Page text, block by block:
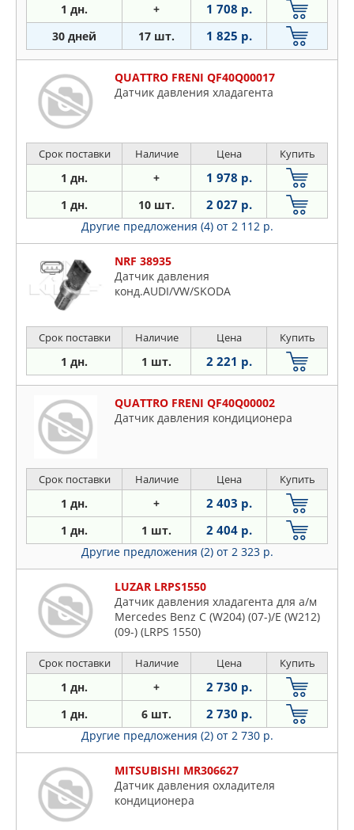
1 дн. + 1 708 р.
30 дней 17 шт. 1 825 р.
QUATTRO FRENI QF40Q00017
Датчик давления хладагента
Срок поставки Наличие Цена Купить
1 дн. + 1 978 р.
1 дн. 10 шт. 2 027 р.
Другие предложения (4) от 2 112 р.
NRF 38935
Датчик давления
конд.AUDI/VW/SKODA
Срок поставки Наличие Цена Купить
1 дн. 1 шт. 2 221 р.
QUATTRO FRENI QF40Q00002
Датчик давления кондиционера
Срок поставки Наличие Цена Купить
1 дн. + 2 403 р.
1 дн. 1 шт. 2 404 р.
Другие предложения (2) от 2 323 р.
LUZAR LRPS1550
Датчик давления хладагента для а/м
Mercedes Benz C (W204) (07-)/E (W212)
(09-) (LRPS 1550)
Срок поставки Наличие Цена Купить
1 дн. + 2 730 р.
1 дн. 6 шт. 2 730 р.
Другие предложения (2) от 2 730 р.
MITSUBISHI MR306627
Датчик давления охладителя
кондиционера